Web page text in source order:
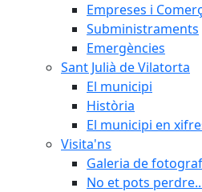
Empreses i
Subministraments
Emergències
Sant Julià de Vilatorta
El municipi
Història
El municipi en
Visita'ns
Galeria de
No et pots